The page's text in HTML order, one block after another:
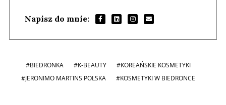
Napisz do mnie:
#BIEDRONKA #K-BEAUTY
#KOREAŃSKIE KOSMETYKI
#JERONIMO MARTINS POLSKA
#KOSMETYKI W BIEDRONCE